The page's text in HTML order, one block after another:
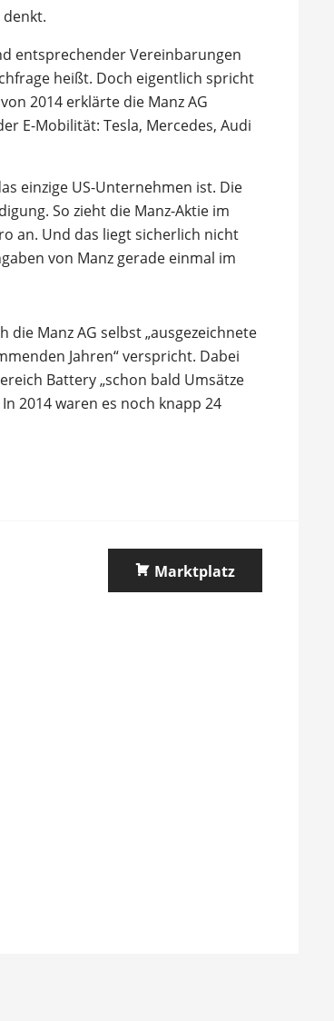
entsprechender Vereinbarungen
heißt. Doch eigentlich spricht
2014 erklärte die Manz AG
E-Mobilität: Tesla, Mercedes, Audi
einzige US-Unternehmen ist. Die
So zieht die Manz-Aktie im
an. Und das liegt sicherlich nicht
von Manz gerade einmal im
Manz AG selbst „ausgezeichnete
Jahren“ verspricht. Dabei
Battery „schon bald Umsätze
2014 waren es noch knapp 24
Marktplatz